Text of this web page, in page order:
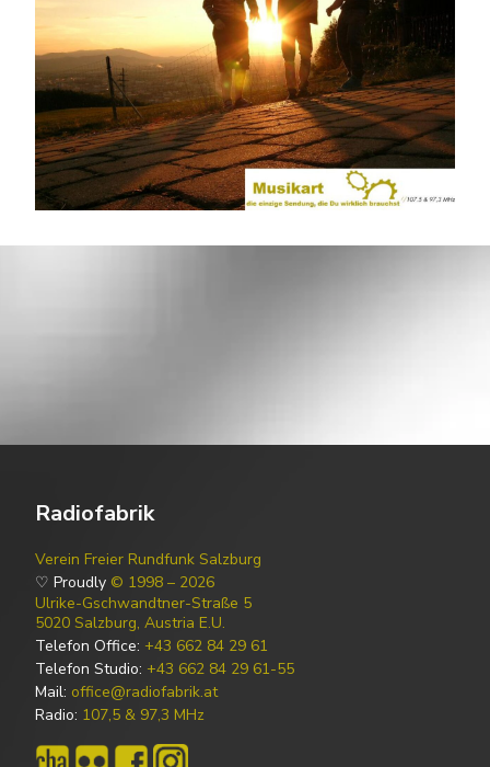
Radiofabrik
Verein Freier Rundfunk Salzburg
♡ Proudly © 1998 – 2026
Ulrike-Gschwandtner-Straße 5
5020 Salzburg, Austria E.U.
Telefon Office: +43 662 84 29 61
Telefon Studio: +43 662 84 29 61-55
Mail: office@radiofabrik.at
Radio: 107,5 & 97,3 MHz